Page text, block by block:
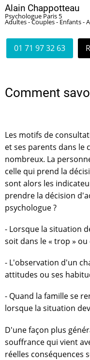
Aller
au
principal
Alain Chappotteau
Psychologue Paris 5
Adultes - Couples - Enfants -
01 71 97 32 63
Comment
Les motifs de
et ses parents dans le
nombreux. La
celle qui prend la
sont alors les
prendre la décision
psychologue ?
- Lorsque la situation
soit dans le « trop » ou
- L'observation d'un
attitudes ou ses
- Quand la famille se
lorsque la situation
D'une façon plus
souffrance qui vient
réelles conséquences